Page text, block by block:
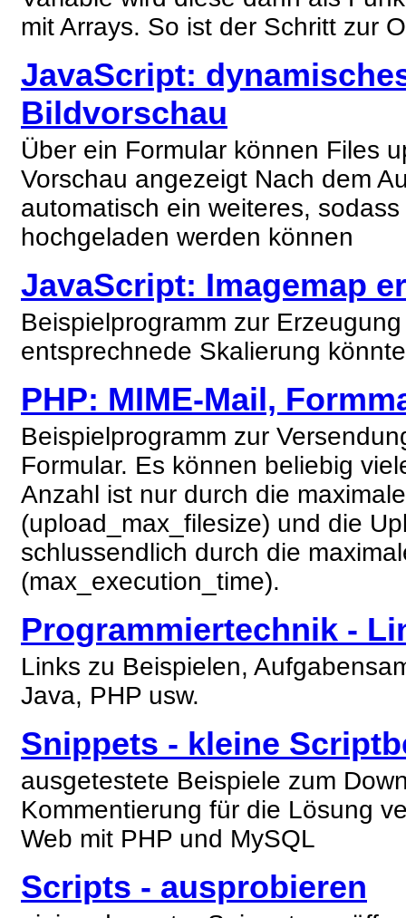
mit Arrays. So ist der Schritt zur
JavaScript:
Bildvorschau
Über ein Formular können Files
Vorschau angezeigt Nach dem
automatisch ein weiteres,
hochgeladen werden können
JavaScript: Imagemap
Beispielprogramm zur
entsprechnede Skalierung
PHP: MIME-Mail,
Beispielprogramm zur
Formular. Es können beliebig
Anzahl ist nur durch die
(upload_max_filesize) und die
schlussendlich durch die
(max_execution_time).
Programmiertechnik -
Links zu Beispielen,
Java, PHP usw.
Snippets - kleine
ausgetestete Beispiele zum
Kommentierung für die Lösung
Web mit PHP und MySQL
Scripts - ausprobieren